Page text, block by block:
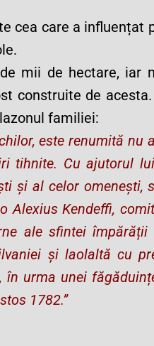
cea care a influențat
mii de hectare, iar
construite de
familiei:
este renumită
tihnite. Cu ajutorul
și al celor omenești,
Alexius Kendeffi,
ale sfintei
și laolaltă cu
urma unei
1782.”